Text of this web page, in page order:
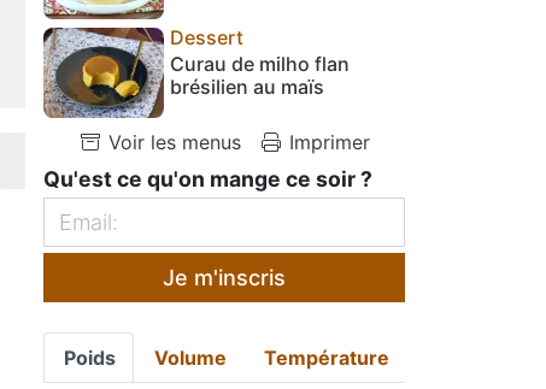
Dessert
Curau de milho flan
brésilien au maïs
Voir les menus Imprimer
Qu'est ce qu'on mange ce soir ?
Je m'inscris
Poids Volume Température